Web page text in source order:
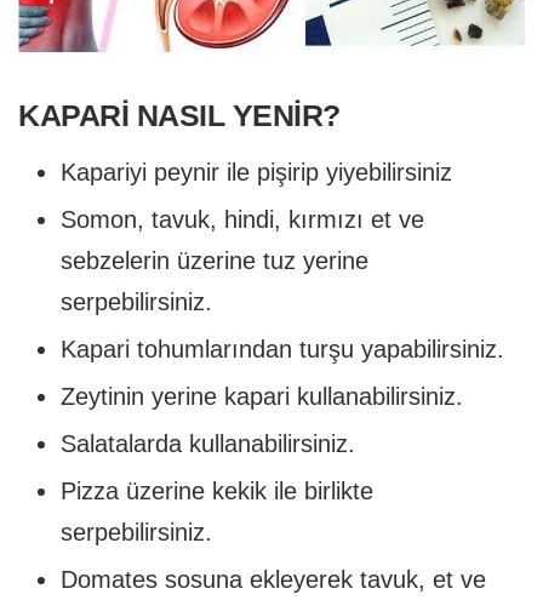
KAPARI NASIL YENIR?
Kapariyi peynir ile pişirip yiyebilirsiniz
Somon, tavuk, hindi, kırmızı et ve
sebzelerin üzerine tuz yerine
serpebilirsiniz.
Kapari tohumlarından turşu yapabilirsiniz.
Zeytinin yerine kapari kullanabilirsiniz.
Salatalarda kullanabilirsiniz.
Pizza üzerine kekik ile birlikte
serpebilirsiniz.
Domates sosuna ekleyerek tavuk, et ve